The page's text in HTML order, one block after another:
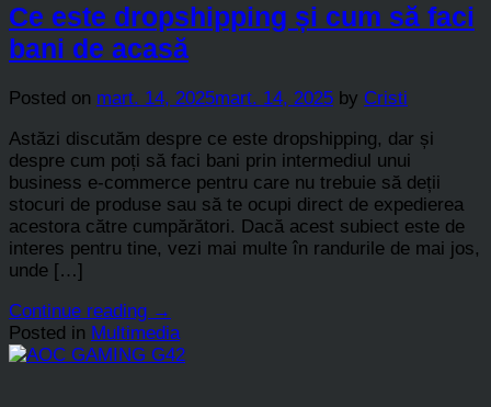
Ce este dropshipping și cum să faci
bani de acasă
Posted on mart. 14, 2025mart. 14, 2025 by Cristi
Astăzi discutăm despre ce este dropshipping, dar și
despre cum poți să faci bani prin intermediul unui
business e-commerce pentru care nu trebuie să deții
stocuri de produse sau să te ocupi direct de expedierea
acestora către cumpărători. Dacă acest subiect este de
interes pentru tine, vezi mai multe în randurile de mai jos,
unde […]
Continue reading →
Posted in Multimedia